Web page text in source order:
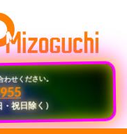
せください。
祝日除く）